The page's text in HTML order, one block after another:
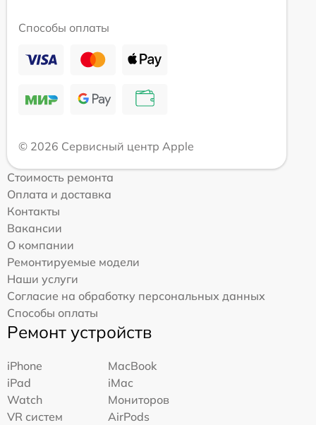
Способы оплаты
© 2026 Сервисный центр Apple
Стоимость ремонта
Оплата и доставка
Контакты
Вакансии
О компании
Ремонтируемые модели
Наши услуги
Согласие на обработку персональных данных
Способы оплаты
Ремонт устройств
iPhone
MacBook
iPad
iMac
Watch
Мониторов
VR систем
AirPods